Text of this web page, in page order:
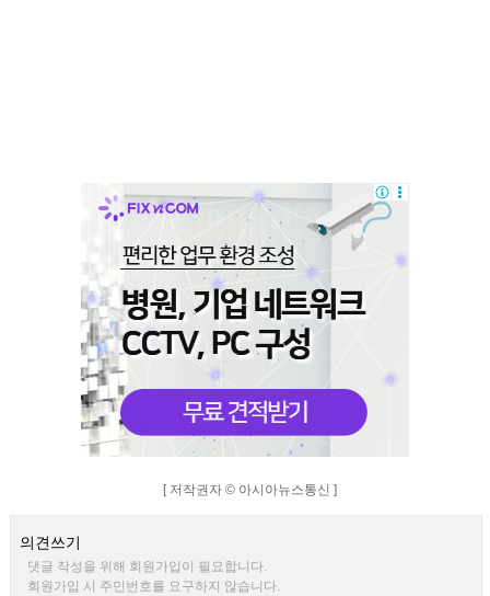
[ 저작권자 © 아시아뉴스통신 ]
의견쓰기
댓글 작성을 위해 회원가입이 필요합니다.
회원가입 시 주민번호를 요구하지 않습니다.